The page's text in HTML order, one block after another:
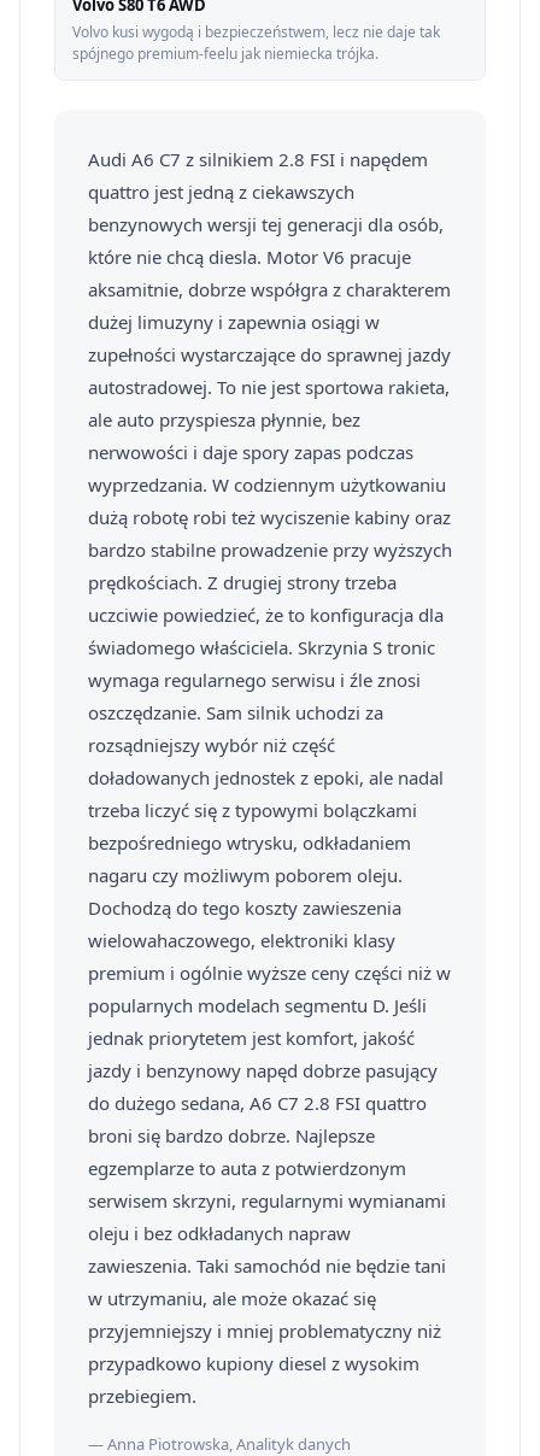
Volvo S80 T6 AWD
Volvo kusi wygodą i bezpieczeństwem, lecz nie daje tak
spójnego premium-feelu jak niemiecka trójka.
Audi A6 C7 z silnikiem 2.8 FSI i napędem
quattro jest jedną z ciekawszych
benzynowych wersji tej generacji dla osób,
które nie chcą diesla. Motor V6 pracuje
aksamitnie, dobrze współgra z charakterem
dużej limuzyny i zapewnia osiągi w
zupełności wystarczające do sprawnej jazdy
autostradowej. To nie jest sportowa rakieta,
ale auto przyspiesza płynnie, bez
nerwowości i daje spory zapas podczas
wyprzedzania. W codziennym użytkowaniu
dużą robotę robi też wyciszenie kabiny oraz
bardzo stabilne prowadzenie przy wyższych
prędkościach. Z drugiej strony trzeba
uczciwie powiedzieć, że to konfiguracja dla
świadomego właściciela. Skrzynia S tronic
wymaga regularnego serwisu i źle znosi
oszczędzanie. Sam silnik uchodzi za
rozsądniejszy wybór niż część
doładowanych jednostek z epoki, ale nadal
trzeba liczyć się z typowymi bolączkami
bezpośredniego wtrysku, odkładaniem
nagaru czy możliwym poborem oleju.
Dochodzą do tego koszty zawieszenia
wielowahaczowego, elektroniki klasy
premium i ogólnie wyższe ceny części niż w
popularnych modelach segmentu D. Jeśli
jednak priorytetem jest komfort, jakość
jazdy i benzynowy napęd dobrze pasujący
do dużego sedana, A6 C7 2.8 FSI quattro
broni się bardzo dobrze. Najlepsze
egzemplarze to auta z potwierdzonym
serwisem skrzyni, regularnymi wymianami
oleju i bez odkładanych napraw
zawieszenia. Taki samochód nie będzie tani
w utrzymaniu, ale może okazać się
przyjemniejszy i mniej problematyczny niż
przypadkowo kupiony diesel z wysokim
przebiegiem.
— Anna Piotrowska, Analityk danych